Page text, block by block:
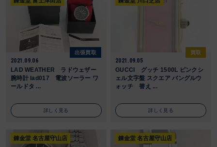
出張買取
2021.09.06
LAD WEATHER ラドウェザー
腕時計 lad017 電波ソーラー ワ
ールドタ ...
詳しく見る
買取
2021.09.05
GUCCI グッチ 1500L ピンクシ
ェル文字盤 スクエア バングルウ
ォッチ 替え ...
詳しく見る
錬金堂 名古屋守山店 錬金堂 名古屋守山店